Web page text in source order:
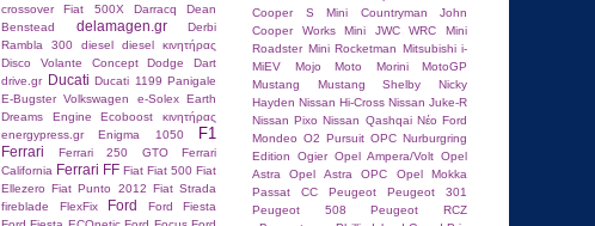
crossover Fiat 500X
Darracq
Dean
Benstead
delamagen.gr
Derbi
Rambla 300
diesel
diesel κινητήρας
Disco Volante Concept
Dodge Dart
drive.gr
Ducati Ducati 1199 Panigale
E-Bugster Volkswagen
e-Solex Earth
Dreams Engine
Ecoboost κινητήρας
energypress.gr
Enigma 1050 F1
Ferrari Ferrari 250 GTO
Ferrari
California Ferrari FF Fiat Fiat 500 Fiat
Ellezero Fiat Punto 2012 Fiat Strada
fireblade
FlexFix Ford
Ford Fiesta
Cooper S
Mini Countryman John
Cooper Works
Mini JWC WRC
Mini
Roadster Mini Rocketman Mitsubishi i-
MiEV
Mojo Moto Morini
MotoGP
Mustang
Mustang Shelby
Nicky
Hayden Nissan Hi-Cross Nissan Juke-R
Nissan Pixo Nissan Qashqai Nέο Ford
Mondeo O2 Pursuit OPC Nurburgring
Edition
Ogier Opel Ampera/Volt Opel
Astra
Opel Astra OPC
Opel Mokka
Passat CC
Peugeot
Peugeot 301
Peugeot 508
Peugeot RCZ